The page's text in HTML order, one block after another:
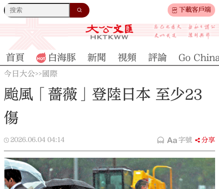
下載客戶端
首頁 白海豚 新聞 視頻 評論 Go
今日大公>> 國際
颱風「薔薇」登陸日本 至少23
傷
2026.06.04 04:14 字號 分享